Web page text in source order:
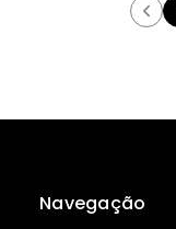
Navegação